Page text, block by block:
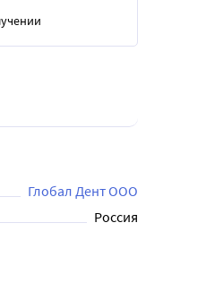
Глобал Дент ООО
Россия